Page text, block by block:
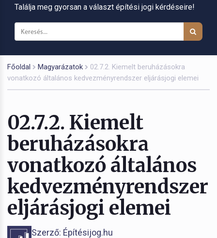
Találja meg gyorsan a választ építési jogi kérdéseire!
Főoldal Magyarázatok
02.7.2. Kiemelt beruházásokra
vonatkozó általános kedvezményrendszer eljárásjogi elemei
02.7.2. Kiemelt
beruházásokra
vonatkozó általános
kedvezményrendszer
eljárásjogi elemei
Szerző: Építésijog.hu